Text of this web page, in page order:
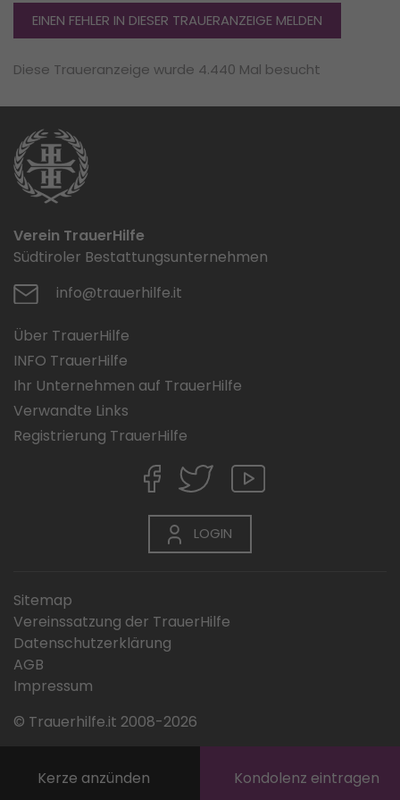
EINEN FEHLER IN DIESER TRAUERANZEIGE MELDEN
Diese Traueranzeige wurde 4.440 Mal besucht
Kerze anzünden Kondolenz eintragen
Verein TrauerHilfe
Südtiroler Bestattungsunternehmen
info@trauerhilfe.it
Über TrauerHilfe
INFO TrauerHilfe
Ihr Unternehmen auf TrauerHilfe
Verwandte Links
Registrierung TrauerHilfe
LOGIN
Sitemap
Vereinssatzung der TrauerHilfe
Datenschutzerklärung
AGB
Impressum
© Trauerhilfe.it 2008-2026